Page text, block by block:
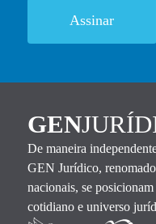
GEN
De maneira
GEN Jurídico,
nacionais, se
cotidiano e universo